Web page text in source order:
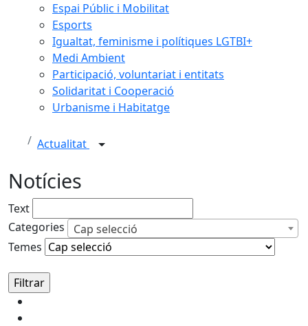
Espai Públic i Mobilitat
Esports
Igualtat, feminisme i polítiques LGTBI+
Medi Ambient
Participació, voluntariat i entitats
Solidaritat i Cooperació
Urbanisme i Habitatge
Actualitat
Notícies
Text
Categories
Cap selecció
Temes